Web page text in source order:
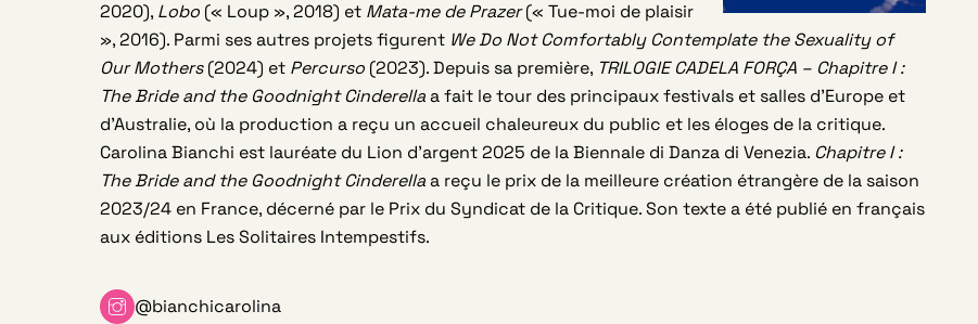
2020), Lobo (« Loup », 2018) et Mata-me de Prazer(« Tue-moi de plaisir
», 2016). Parmi ses autres projets figurent We Do Not Comfortably Contemplate the Sexuality of
Our Mothers(2024) et Percurso (2023). Depuis sa première, TRILOGIE CADELA FORÇA – Chapitre I :
The Bride and the Goodnight Cinderellaa fait le tour des principaux festivals et salles d’Europe et
d’Australie, où la production a reçu un accueil chaleureux du public et les éloges de la critique.
Carolina Bianchi est lauréate du Lion d’argent 2025 de la Biennale di Danza di Venezia. Chapitre I :
The Bride and the Goodnight Cinderellaa reçu le prix de la meilleure création étrangère de la saison
2023/24 en France, décerné par le Prix du Syndicat de la Critique. Son texte a été publié en français
aux éditions Les Solitaires Intempestifs.
@bianchicarolina